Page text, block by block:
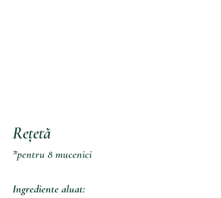
Rețetă
*pentru 8 mucenici
Ingrediente aluat: